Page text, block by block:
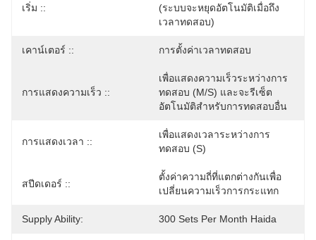
เริ่ม ::
(ระบบจะหยุดอัตโนมัติเมื่อถึง
เวลาทดสอบ)
เคาน์เตอร์ :: การตั้งค่าเวลาทดสอบ
การแสดงความเร็ว ::
เพื่อแสดงความเร็วระหว่างการ
ทดสอบ (m/s) และจะรีเซ็ต
อัตโนมัติสำหรับการทดสอบอื่น
การแสดงเวลา ::
เพื่อแสดงเวลาระหว่างการ
ทดสอบ (s)
สปีดเดอร์ ::
ตั้งค่าความถี่ที่แตกต่างกันเพื่อ
เปลี่ยนความเร็วการกระแทก
Supply Ability: 300 Sets Per Month Haida